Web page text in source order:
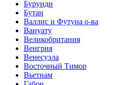
Бурунди
Бутан
Валлис и Футуна о-ва
Вануату
Великобритания
Венгрия
Венесуэла
Восточный Тимор
Вьетнам